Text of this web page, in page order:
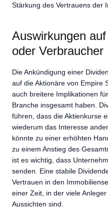
Stärkung des Vertrauens der
Auswirkungen
oder Verbraucher
Die Ankündigung einer
auf die Aktionäre von Empire
auch breitere Implikationen
Branche insgesamt haben.
führen, dass die Aktienkurse
wiederum das Interesse
könnte zu einer erhöhten
zu einem Anstieg des
ist es wichtig, dass
senden. Eine stabile
Vertrauen in den
einer Zeit, in der viele
Aussichten sind.